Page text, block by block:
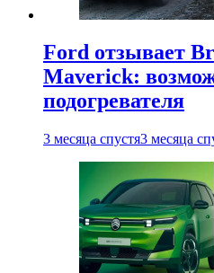
Ford отзывает
Maverick:
подогревателя
3 месяца спустя3 месяца